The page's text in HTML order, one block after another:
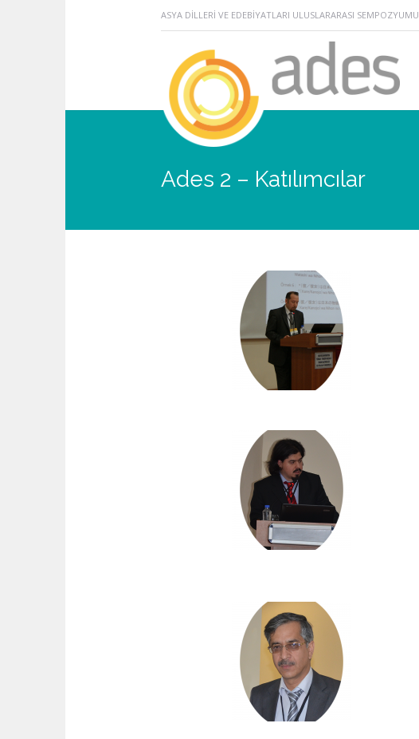
ASYA DİLLERİ VE EDEBİYATLARI ULUSLARARASI SEMPOZYUMU
Ades 2 – Katılımcılar